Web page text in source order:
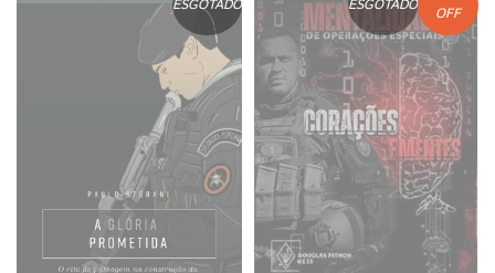
ESGOTADO ESGOTADO
OFF